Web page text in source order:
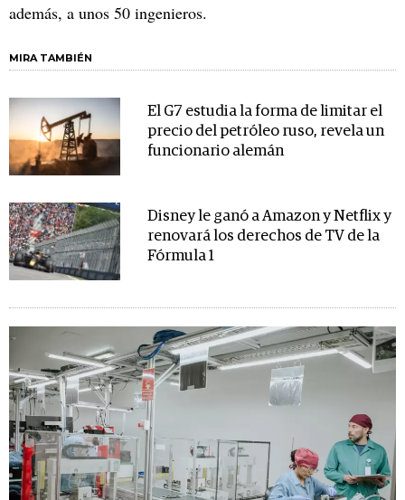
además, a unos 50 ingenieros.
MIRA TAMBIÉN
El G7 estudia la forma de limitar el
precio del petróleo ruso, revela un
funcionario alemán
Disney le ganó a Amazon y Netflix y
renovará los derechos de TV de la
Fórmula 1